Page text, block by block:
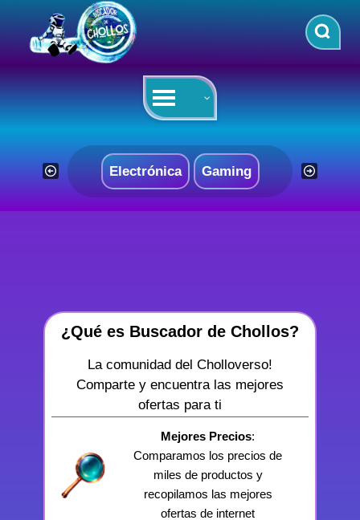
contenido
Electrónica Gaming
¿Qué es Buscador de Chollos?
La comunidad del Cholloverso!
Comparte y encuentra las mejores
ofertas para ti
Mejores Precios:
Comparamos los precios de
miles de productos y
recopilamos las mejores
ofertas de internet